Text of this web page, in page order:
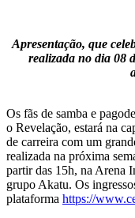
Apresentação, que
realizada no dia 08
Os fãs de samba e
o Revelação, estará na
de carreira com um
realizada na próxima
partir das 15h, na Arena
grupo Akatu. Os
plataforma https://